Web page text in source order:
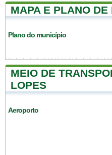
MAPA E PLANO DE
Plano do município
MEIO DE
LOPES
Aeroporto